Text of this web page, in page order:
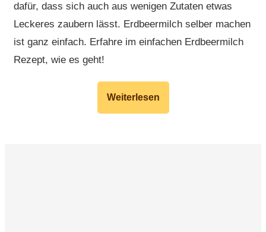
dafür, dass sich auch aus wenigen Zutaten etwas
Leckeres zaubern lässt. Erdbeermilch selber machen
ist ganz einfach. Erfahre im einfachen Erdbeermilch
Rezept, wie es geht!
Weiterlesen